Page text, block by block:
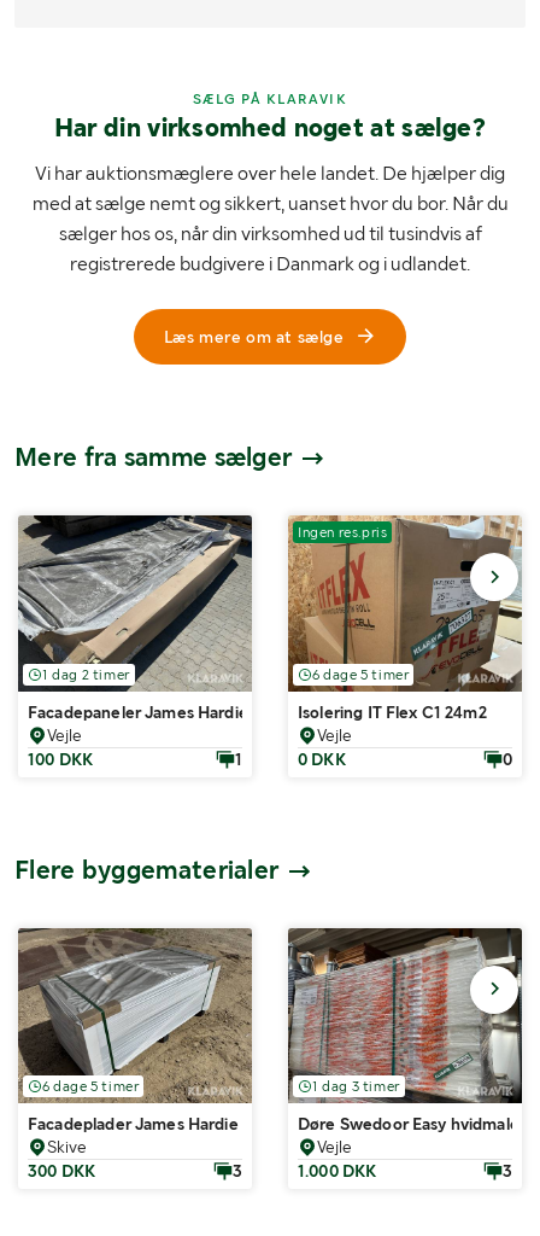
SÆLG PÅ KLARAVIK
Har din virksomhed noget at sælge?
Vi har auktionsmæglere over hele landet. De hjælper dig
med at sælge nemt og sikkert, uanset hvor du bor. Når du
sælger hos os, når din virksomhed ud til tusindvis af
registrerede budgivere i Danmark og i udlandet.
Læs mere om at sælge
Mere fra samme sælger
1 dag 2 timer
Facadepaneler James Hardie HardiePanel Cedar Woodland Cream
Vejle
100 DKK
1
Ingen res.pris
6 dage 5 timer
Isolering IT Flex C1 24m2
Vejle
0 DKK
0
Flere byggematerialer
6 dage 5 timer
Facadeplader James Hardie HPanel Antracit grå 50 styk 32,94m2
Skive
300 DKK
3
1 dag 3 timer
Døre Swedoor Easy hvidmalet
Vejle
1.000 DKK
3